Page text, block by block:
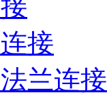
接
兰连接